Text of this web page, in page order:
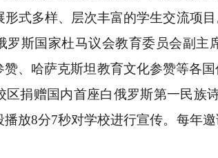
形式多样、层次丰富的学生交流项
罗斯国家杜马议会教育委员会副
、哈萨克斯坦教育文化参赞等各
区捐赠国内首座白俄罗斯第一民族
放8分7秒对学校进行宣传。每年